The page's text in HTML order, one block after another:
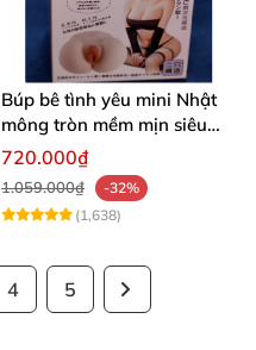
Búp bê tình yêu mini Nhật
mông tròn mềm mịn siêu
thật kích thích
720.000₫
1.059.000₫
-32%
(1,638)
4 5